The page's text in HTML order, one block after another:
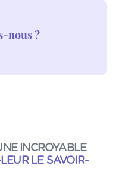
nous ?
INCROYABLE
LE SAVOIR-